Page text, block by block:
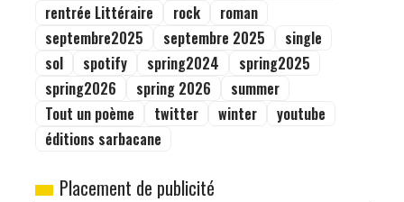
rentrée Littéraire
rock
roman
septembre2025
septembre 2025
single
sol
spotify spring2024
spring2025
spring2026
spring 2026
summer
Tout un poème
twitter winter
youtube
éditions sarbacane
Placement de publicité